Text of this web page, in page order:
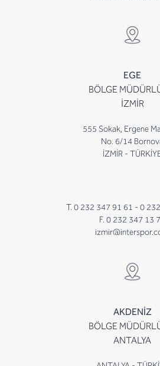
EGE
BÖLGE
İZMİR
555 Sokak, Ergene
No. 6/14
İZMİR -
T. 0 232 347 91 61 - 0
F. 0 232 347 13
AKDENİZ
BÖLGE
ANTALYA